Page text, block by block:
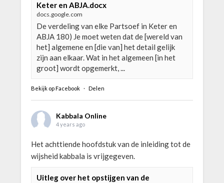
Keter en ABJA.docx
docs.google.com
De verdeling van elke Partsoef in Keter en
ABJA 180) Je moet weten dat de [wereld van
het] algemene en [die van] het detail gelijk
zijn aan elkaar. Wat in het algemeen [in het
groot] wordt opgemerkt, ...
Bekijk op Facebook · Delen
Kabbala Online
4 years ago
Het achttiende hoofdstuk van de inleiding tot de
wijsheid kabbala is vrijgegeven.
Uitleg over het opstijgen van de